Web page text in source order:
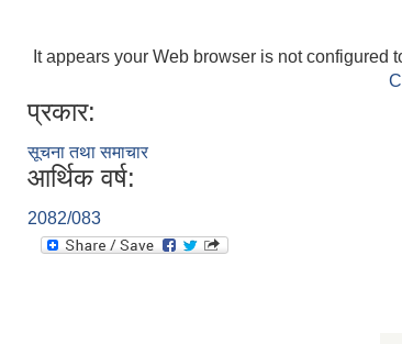
It appears your Web browser is not configured
प्रकार:
सूचना तथा समाचार
आर्थिक वर्ष:
2082/083